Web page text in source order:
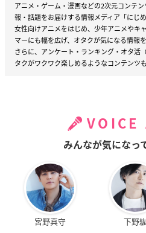
アニメ・ゲーム・漫画などの2次元コンテ
報・話題をお届けする情報メディア「にじめ
女性向けアニメをはじめ、少年アニメやキ
マーにも幅を広げ、オタクが気になる情報
さらに、アンケート・ランキング・オタ活
タクがワクワク楽しめるようなコンテンツ
VOICE
みんなが気になっ
宮野真守 下野